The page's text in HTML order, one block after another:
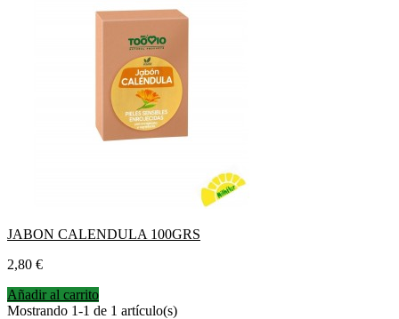
JABON CALENDULA 100GRS
Precio
2,80 €
Añadir al carrito
Mostrando 1-1 de 1 artículo(s)